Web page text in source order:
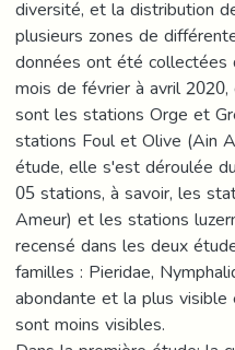
diversité, et la distribution
plusieurs zones de
données ont été
mois de février à avril
sont les stations Orge et
stations Foul et Olive (Ain
étude, elle s'est déroulée
05 stations, à savoir, les
Ameur) et les stations
recensé dans les deux
familles : Pieridae,
abondante et la plus
sont moins visibles.